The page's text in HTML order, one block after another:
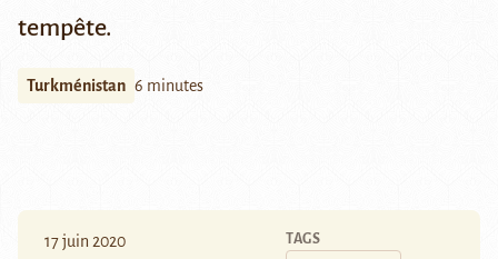
tempête.
Turkménistan 6 minutes
17 juin 2020 TAGS